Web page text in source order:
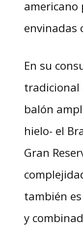
americano
envinadas
En su
tradicional
balón
hielo- el
Gran
también
y